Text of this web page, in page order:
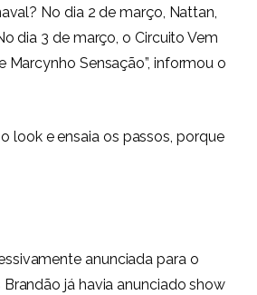
No dia 2 de março, Nattan,
dia 3 de março, o Circuito Vem
Sensação”, informou o
look e ensaia os passos, porque
anunciada para o
já havia anunciado show